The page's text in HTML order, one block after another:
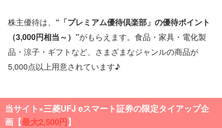
株主優待は、 “「プレミアム優待倶楽部」の優待ポイント
（3,000円相当～）”がもらえます。食品・家具・電化製
品・涼子・ギフトなど、さまざまなジャンルの商品が
5,000点以上用意されています♪
当サイト×三菱UFJ eスマート証券の限定タイアップ企
画【最大2,500円】